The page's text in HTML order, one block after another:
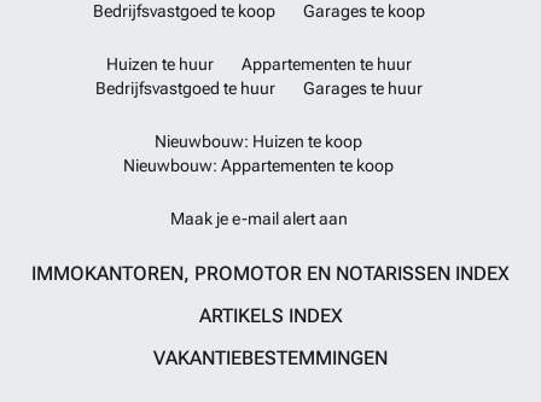
Bedrijfsvastgoed te koop
Garages te koop
Huizen te huur
Appartementen te huur
Bedrijfsvastgoed te huur
Garages te huur
Nieuwbouw: Huizen te koop
Nieuwbouw: Appartementen te koop
Maak je e-mail alert aan
IMMOKANTOREN, PROMOTOR EN NOTARISSEN INDEX
ARTIKELS INDEX
VAKANTIEBESTEMMINGEN